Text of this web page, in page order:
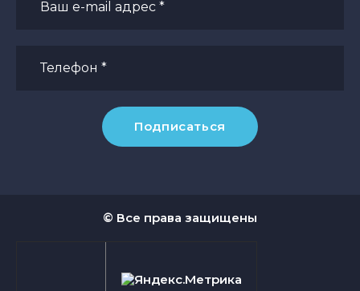
Подписаться
© Все права защищены